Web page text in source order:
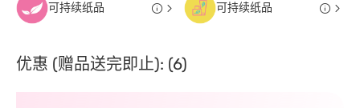
可持续纸品 可持续纸品
优惠 (赠品送完即止): (6)